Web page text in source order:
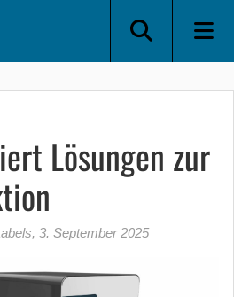
Lösungen zur
, 3. September 2025